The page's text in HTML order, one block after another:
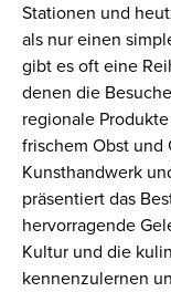
Stationen und
als nur einen
gibt es oft eine
denen die
regionale
frischem Obst und
Kunsthandwerk
präsentiert das
hervorragende
Kultur und die
kennenzulernen